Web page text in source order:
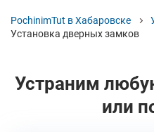
PochinimTut в Хабаровске
Установка дверных замков
Устраним
или